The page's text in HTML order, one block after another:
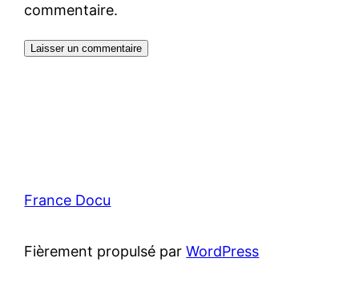
commentaire.
France Docu
Fièrement propulsé parWordPress